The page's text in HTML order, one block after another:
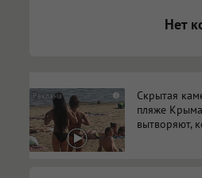
Нет
i
Скрытая
пляже
вытворяют,